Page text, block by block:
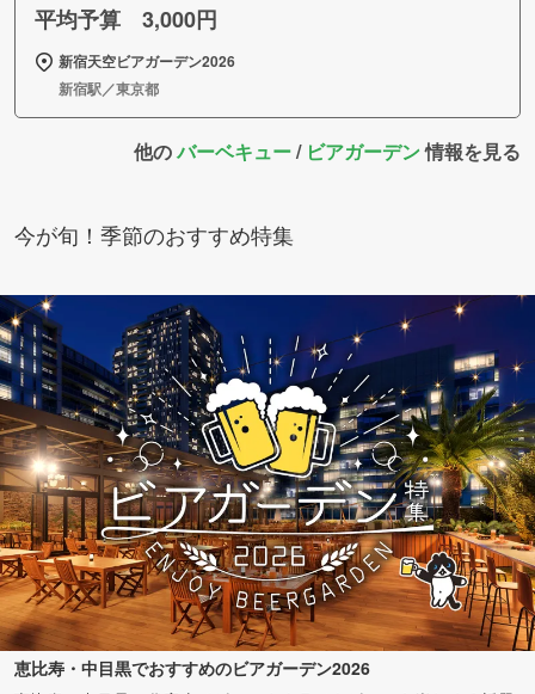
平均予算 3,000円
新宿天空ビアガーデン2026
新宿駅／東京都
他のバーベキュー/ ビアガーデン情報を見る
今が旬！季節のおすすめ特集
恵比寿・中目黒でおすすめのビアガーデン2026